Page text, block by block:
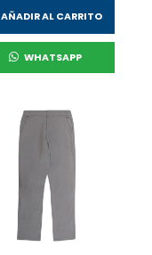
AÑADIR AL CARRITO
WHATSAPP